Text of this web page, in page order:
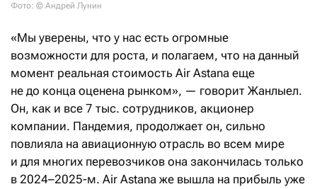
Фото: © Андрей Лунин
«Мы уверены, что у нас есть огромные
возможности для роста, и полагаем, что на данный
момент реальная стоимость Air Astana еще
не до конца оценена рынком», — говорит Жанлыел.
Он, как и все 7 тыс. сотрудников, акционер
компании. Пандемия, продолжает он, сильно
повлияла на авиационную отрасль во всем мире
и для многих перевозчиков она закончилась только
в 2024–2025-м. Air Astana же вышла на прибыль уже